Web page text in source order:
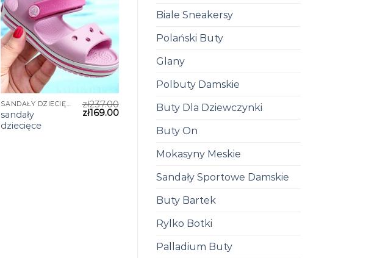
Biale Sneakersy
Polański Buty
Glany
Polbuty Damskie
Buty Dla Dziewczynki
Buty On
Mokasyny Meskie
Sandały Sportowe Damskie
Buty Bartek
Rylko Botki
Palladium Buty
sandały
dziecięce
zł237.00
zł169.00